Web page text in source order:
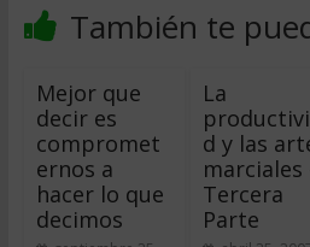
También te
Mejor que
decir es
compromet
ernos a
hacer lo que
decimos
La
d y las
marciales
Tercera
Parte